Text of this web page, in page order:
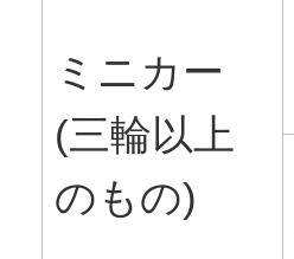
ミニカー
(三輪以上
のもの)